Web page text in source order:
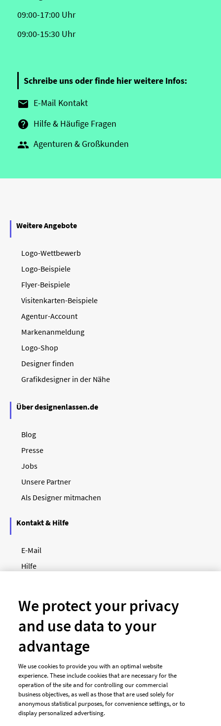
09:00-17:00 Uhr
09:00-15:30 Uhr
Schreibe uns oder finde hier weitere Infos:
 E-Mail Kontakt
 Hilfe & Häufige Fragen
 Agenturen & Großkunden
Weitere Angebote
Logo-Wettbewerb
Logo-Beispiele
Flyer-Beispiele
Visitenkarten-Beispiele
Agentur-Account
Markenanmeldung
Logo-Shop
Designer finden
Grafikdesigner in der Nähe
Über designenlassen.de
Blog
Presse
Jobs
Unsere Partner
Als Designer mitmachen
Kontakt & Hilfe
E-Mail
Hilfe
Unsere Zahlungsarten
We protect your privacy
and use data to your
advantage
We use cookies to provide you with an optimal website
experience. These include cookies that are necessary for the
operation of the site and for controlling our commercial
business objectives, as well as those that are used solely for
anonymous statistical purposes, for convenience settings, or to
display personalized advertising.